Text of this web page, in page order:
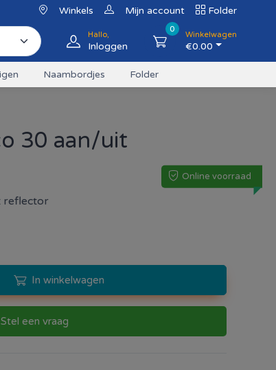
Winkels Mijn account Folder
Hallo,
Inloggen
0
Winkelwagen
€0.00
Naambordjes Folder
30 aan/uit
Online voorraad
reflector
In winkelwagen
Stel een vraag